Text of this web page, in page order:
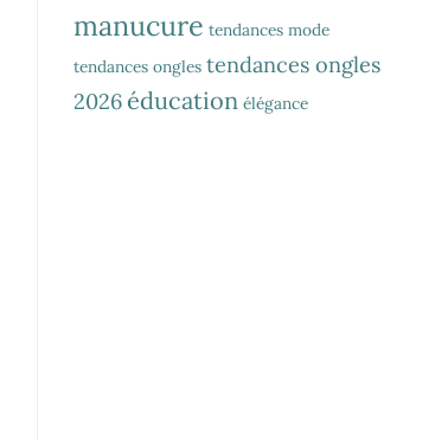
manucure tendances mode
tendances ongles tendances ongles
2026 éducation élégance